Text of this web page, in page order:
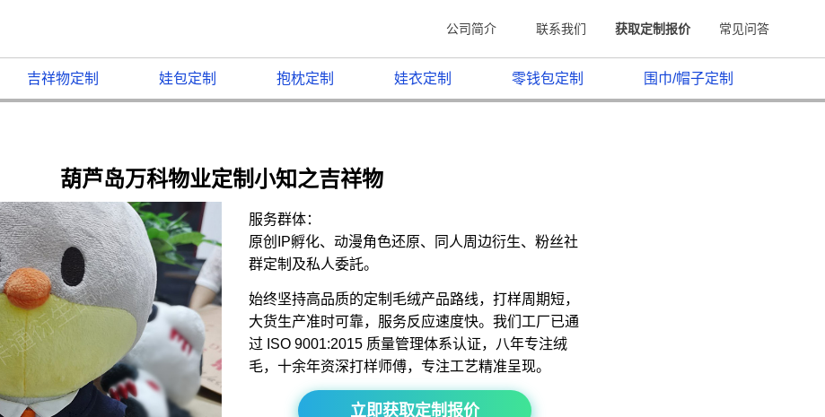
公司简介 联系我们 获取定制报价 常见问答
吉祥物定制 娃包定制 抱枕定制 娃衣定制 零钱包定制 围巾/帽子定制
葫芦岛万科物业定制小知之吉祥物
服务群体：
原创IP孵化、动漫角色还原、同人周边衍生、粉丝社
群定制及私人委託。
始终坚持高品质的定制毛绒产品路线，打样周期短，
大货生产准时可靠，服务反应速度快。我们工厂已通
过 ISO 9001:2015 质量管理体系认证，八年专注绒
毛，十余年资深打样师傅，专注工艺精准呈现。
立即获取定制报价